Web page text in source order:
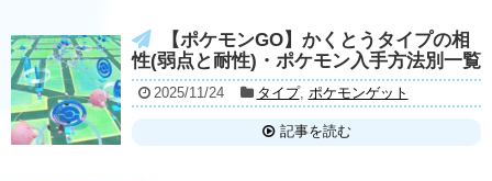
【ポケモンGO】かくとうタイプの相
性(弱点と耐性)・ポケモン入手方法別一覧
2025/11/24 タイプ, ポケモンゲット
記事を読む